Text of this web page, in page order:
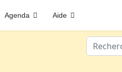
Agenda Aide
Valider